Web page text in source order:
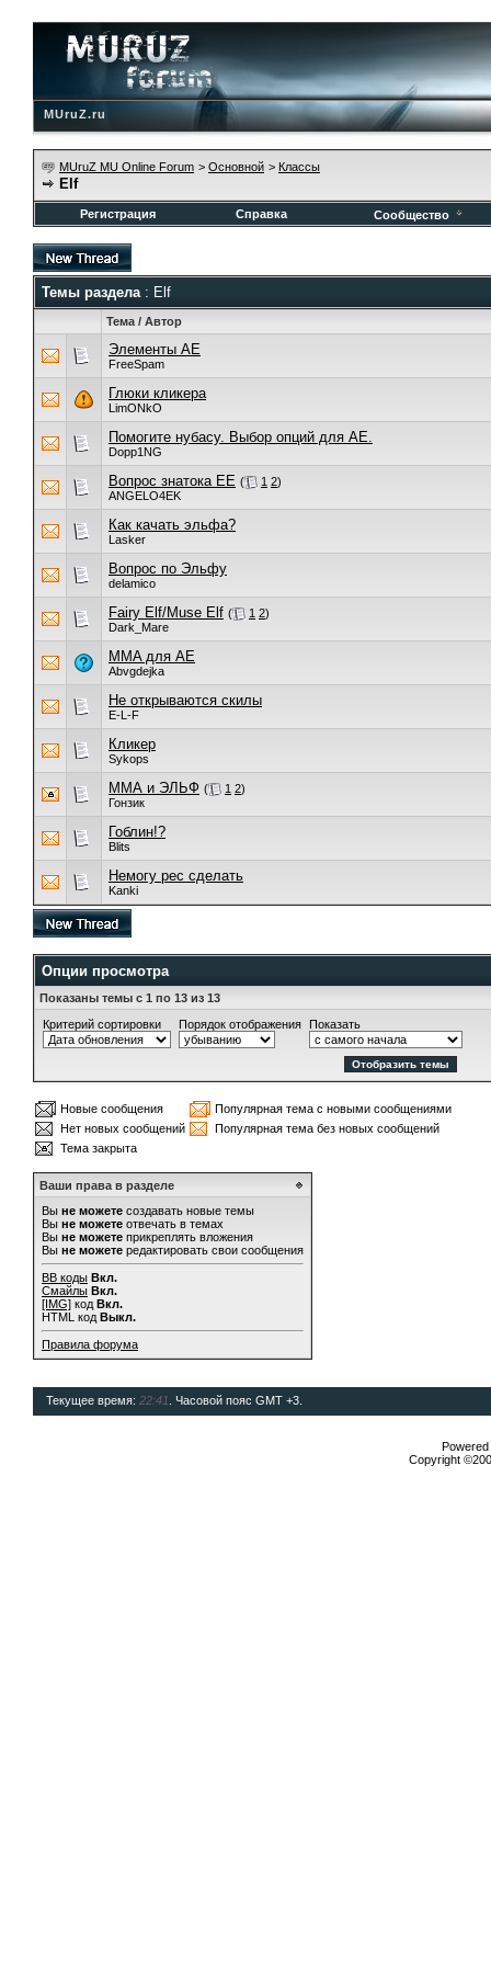
MUruZ.ru
MUruZ MU Online Forum > Основной > Классы
Elf
Регистрация Справка Сообщество
Темы раздела: Elf
Тема / Автор
Элементы АЕ
FreeSpam
Глюки кликера
LimONkO
Помогите нубасу. Выбор опций для АЕ.
Dopp1NG
Вопрос знатока ЕЕ ( 1 2)
ANGELO4EK
Как качать эльфа?
Lasker
Вопрос по Эльфу
delamico
Fairy Elf/Muse Elf ( 1 2)
Dark_Mare
MMA для AE
Abvgdejka
Не открываются скилы
E-L-F
Кликер
Sykops
ММА и ЭЛЬФ ( 1 2)
Гонзик
Гоблин!?
Blits
Немогу рес сделать
Kanki
Опции просмотра
Показаны темы с 1 по 13 из 13
Критерий сортировки
Порядок отображения Показать
Новые сообщения
Популярная тема с новыми сообщениями
Нет новых сообщений
Популярная тема без новых сообщений
Тема закрыта
Ваши права в разделе
Вы не можете создавать новые темы
Вы не можете отвечать в темах
Вы не можете прикреплять вложения
Вы не можете редактировать свои сообщения
BB коды Вкл.
Смайлы Вкл.
[IMG] код Вкл.
HTML код Выкл.
Правила форума
Текущее время: 22:41 . Часовой пояс GMT +3.
Copyright